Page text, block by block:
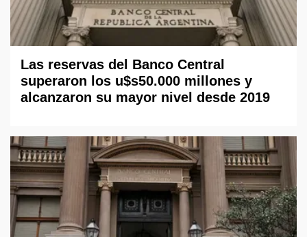
Las reservas del Banco Central
superaron los u$s50.000 millones y
alcanzaron su mayor nivel desde 2019